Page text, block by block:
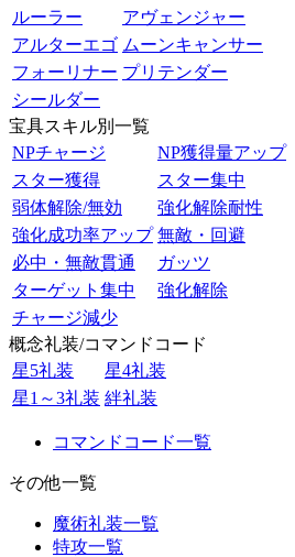
ルーラー
アヴェンジャー
アルターエゴ ムーンキャンサー
フォーリナー プリテンダー
シールダー
宝具スキル別一覧
NPチャージ
NP獲得量アップ
スター獲得
スター集中
弱体解除/無効
強化解除耐性
強化成功率アップ 無敵・回避
必中・無敵貫通
ガッツ
ターゲット集中
強化解除
チャージ減少
概念礼装/コマンドコード
星5礼装
星4礼装
星1～3礼装 絆礼装
コマンドコード一覧
その他一覧
魔術礼装一覧
特攻一覧